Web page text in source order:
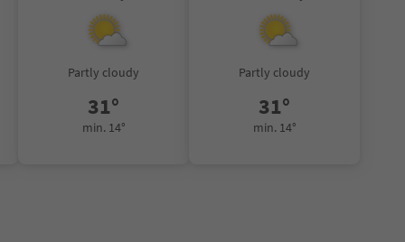
Partly cloudy
31°
min. 14°
Partly cloudy
31°
min. 14°